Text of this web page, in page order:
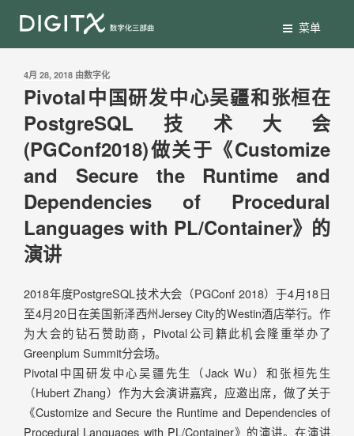
菜单
4月 28, 2018 由数字化
Pivotal中国研发中心吴疆和张桓在
PostgreSQL技术大会
(PGConf2018)做关于《Customize
and Secure the Runtime and
Dependencies of Procedural
Languages with PL/Container》的
演讲
2018年度PostgreSQL技术大会（PGConf 2018）于4月18日
至4月20日在美国新泽西州Jersey City的Westin酒店举行。作
为大会的钻石赞助商，Pivotal公司籍此机会隆重举办了
Greenplum Summit分会场。
Pivotal中国研发中心吴疆先生（Jack Wu）和张桓先生
（Hubert Zhang）作为大会演讲嘉宾，应邀出席，做了关于
《Customize and Secure the Runtime and Dependencies of
Procedural Languages with PL/Container》的演讲。在演讲